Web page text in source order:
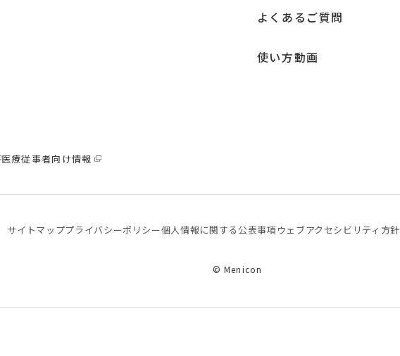
よくあるご質問
使い方動画
医療従事者向け情報
サイトマッププライバシーポリシー個⼈情報に関する公表事項 ウェブアクセシビリティ方針
© Menicon